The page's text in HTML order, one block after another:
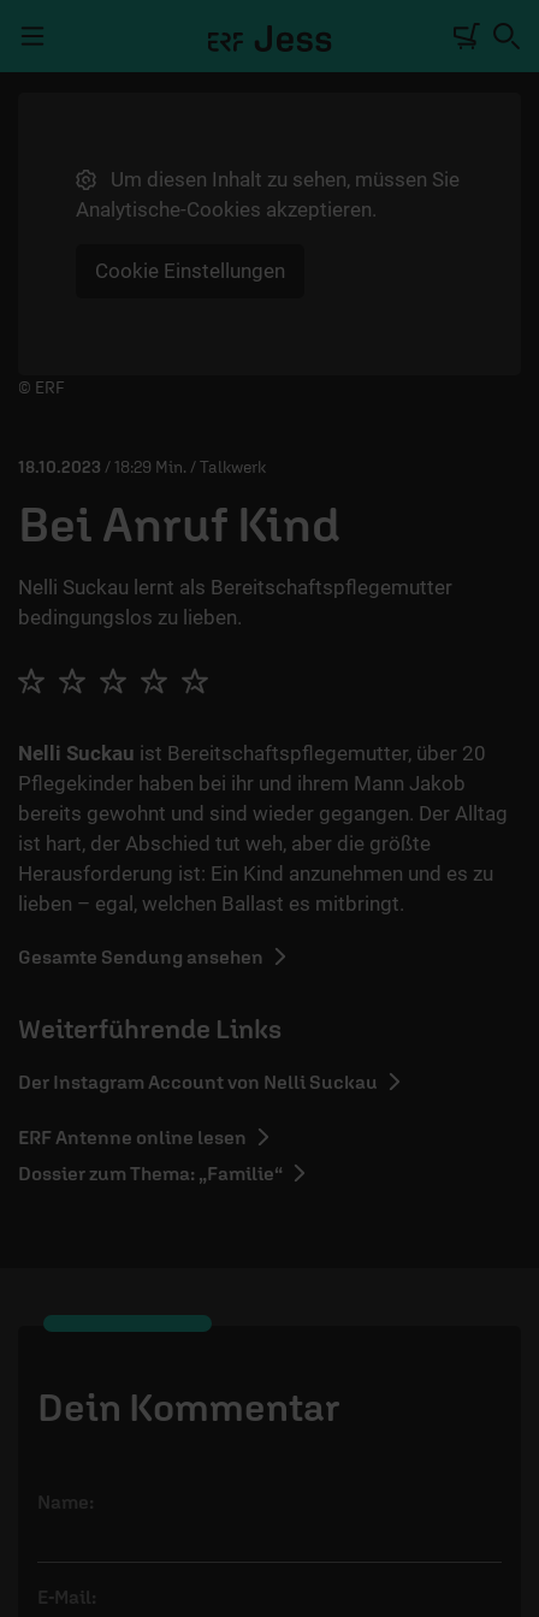
TALKWERK
PODCASTS
Um diesen Inhalt zu sehen, müssen Sie
Analytische-Cookies akzeptieren.
Cookie Einstellungen
Player starten/anhalten
© ERF
18.10.2023 / 18:29 Min. / Talkwerk
Bei Anruf Kind
Nelli Suckau lernt als Bereitschaftspflegemutter
bedingungslos zu lieben.
Nelli Suckau ist Bereitschaftspflegemutter, über 20
Pflegekinder haben bei ihr und ihrem Mann Jakob
bereits gewohnt und sind wieder gegangen. Der Alltag
ist hart, der Abschied tut weh, aber die größte
Herausforderung ist: Ein Kind anzunehmen und es zu
lieben – egal, welchen Ballast es mitbringt.
Gesamte Sendung ansehen
Weiterführende Links
Der Instagram Account von Nelli Suckau
ERF Antenne online lesen
Dossier zum Thema: „Familie“
Dein Kommentar
Name:
E-Mail: